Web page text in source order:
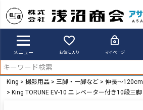
メニュー お気に入り マイページ
King 撮影用品 三脚・一脚など
伸長～120cm
King TORUNE EV-10 エレベーター付き10段三脚